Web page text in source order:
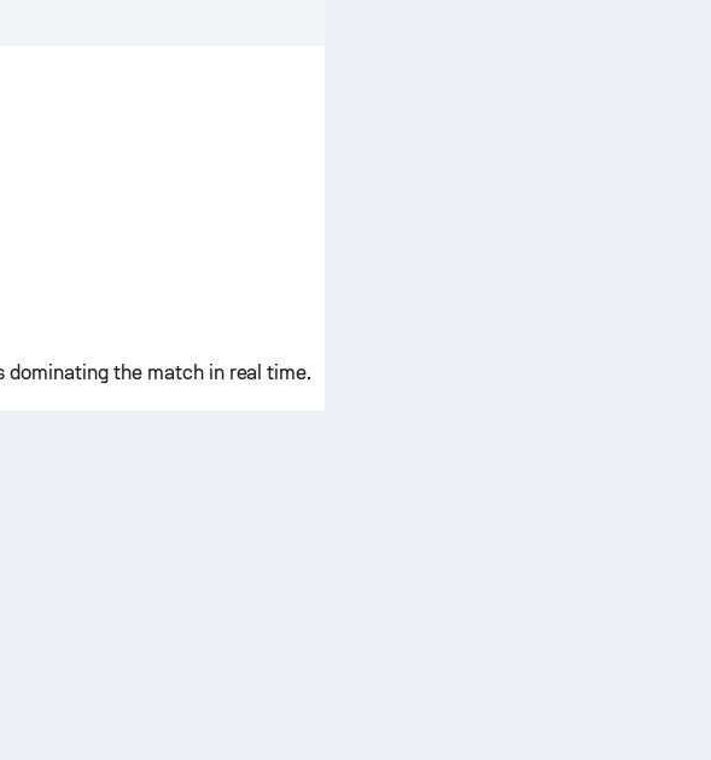
dominating the match in real time.